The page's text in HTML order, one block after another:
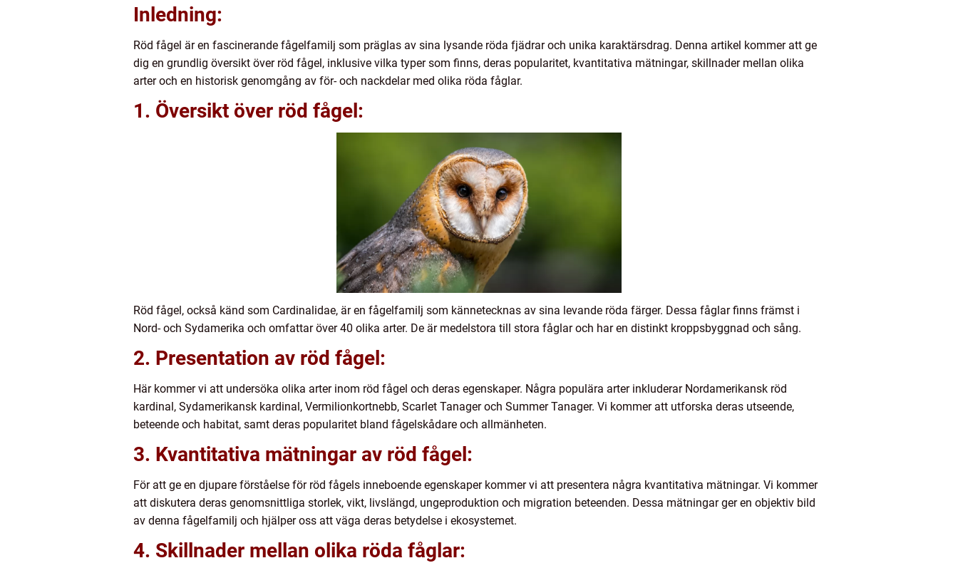
Inledning:
Röd fågel är en fascinerande fågelfamilj som präglas av sina lysande röda fjädrar och unika karaktärsdrag. Denna artikel kommer att ge
dig en grundlig översikt över röd fågel, inklusive vilka typer som finns, deras popularitet, kvantitativa mätningar, skillnader mellan olika
arter och en historisk genomgång av för- och nackdelar med olika röda fåglar.
1. Översikt över röd fågel:
Röd fågel, också känd som Cardinalidae, är en fågelfamilj som kännetecknas av sina levande röda färger. Dessa fåglar finns främst i
Nord- och Sydamerika och omfattar över 40 olika arter. De är medelstora till stora fåglar och har en distinkt kroppsbyggnad och sång.
2. Presentation av röd fågel:
Här kommer vi att undersöka olika arter inom röd fågel och deras egenskaper. Några populära arter inkluderar Nordamerikansk röd
kardinal, Sydamerikansk kardinal, Vermilionkortnebb, Scarlet Tanager och Summer Tanager. Vi kommer att utforska deras utseende,
beteende och habitat, samt deras popularitet bland fågelskådare och allmänheten.
3. Kvantitativa mätningar av röd fågel:
För att ge en djupare förståelse för röd fågels inneboende egenskaper kommer vi att presentera några kvantitativa mätningar. Vi kommer
att diskutera deras genomsnittliga storlek, vikt, livslängd, ungeproduktion och migration beteenden. Dessa mätningar ger en objektiv bild
av denna fågelfamilj och hjälper oss att väga deras betydelse i ekosystemet.
4. Skillnader mellan olika röda fåglar: